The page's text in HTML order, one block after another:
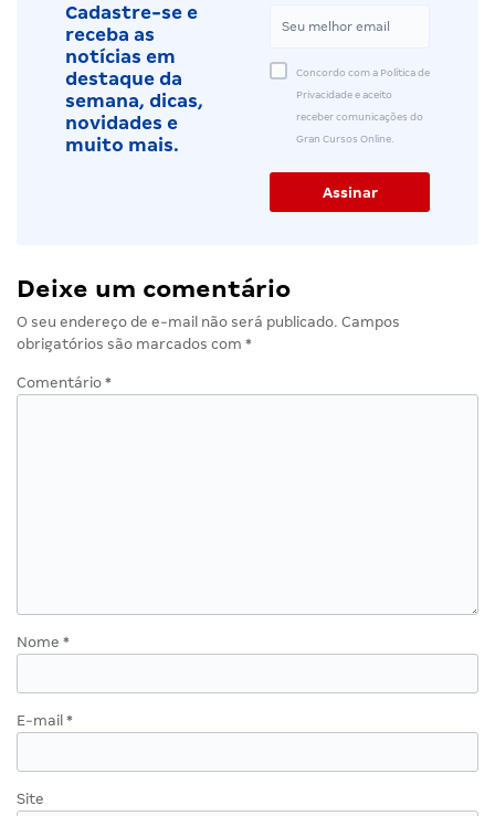
Cadastre-se e
receba as
notícias em
destaque da
semana, dicas,
novidades e
muito mais.
Concordo com a Política de
Privacidade e aceito
receber comunicações do
Gran Cursos Online.
Deixe um comentário
O seu endereço de e-mail não será publicado. Campos
obrigatórios são marcados com *
Comentário *
Nome *
E-mail *
Site